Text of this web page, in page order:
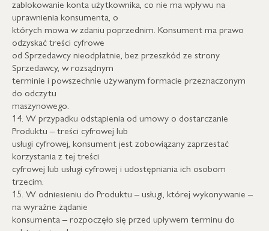
zablokowanie konta użytkownika, co nie ma wpływu na
uprawnienia konsumenta, o
których mowa w zdaniu poprzednim. Konsument ma prawo
odzyskać treści cyfrowe
od Sprzedawcy nieodpłatnie, bez przeszkód ze strony
Sprzedawcy, w rozsądnym
terminie i powszechnie używanym formacie przeznaczonym
do odczytu
maszynowego.
14. W przypadku odstąpienia od umowy o dostarczanie
Produktu – treści cyfrowej lub
usługi cyfrowej, konsument jest zobowiązany zaprzestać
korzystania z tej treści
cyfrowej lub usługi cyfrowej i udostępniania ich osobom
trzecim.
15. W odniesieniu do Produktu – usługi, której wykonywanie –
na wyraźne żądanie
konsumenta – rozpoczęło się przed upływem terminu do